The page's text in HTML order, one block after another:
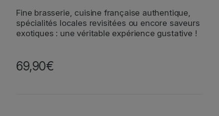
Fine brasserie, cuisine française authentique,
spécialités locales revisitées ou encore saveurs
exotiques : une véritable expérience gustative !
69,90€